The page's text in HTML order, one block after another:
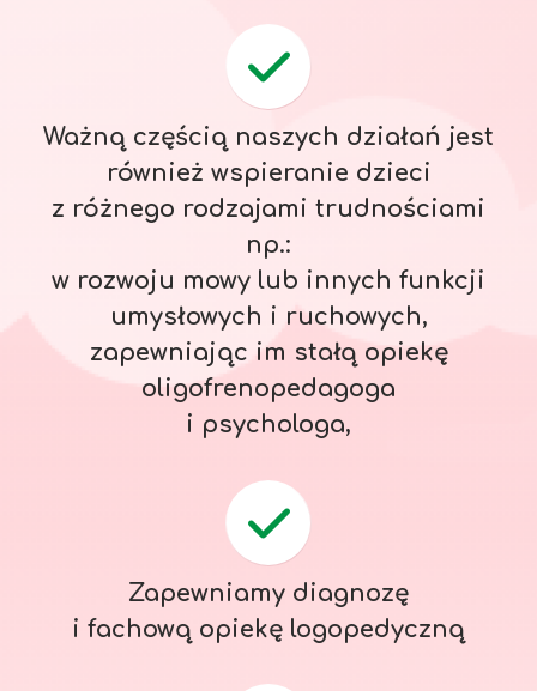
Ważną częścią naszych działań jest
również wspieranie dzieci
z różnego rodzajami trudnościami
np.:
w rozwoju mowy lub innych funkcji
umysłowych i ruchowych,
zapewniając im stałą opiekę
oligofrenopedagoga
i psychologa,
Zapewniamy diagnozę
i fachową opiekę logopedyczną